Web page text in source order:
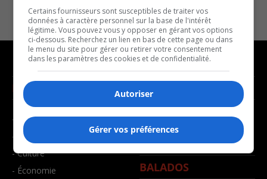
NOUVELLES
- Affaires municipales
- Communauté / Social
- Culture
- Économie
MUSIQUE
- Décompte franco
- Joué récemment
BALADOS
Certains fournisseurs sont susceptibles de traiter vos
données à caractère personnel sur la base de l'intérêt
légitime. Vous pouvez vous y opposer en gérant vos options
ci-dessous. Recherchez un lien en bas de cette page ou dans
le menu du site pour gérer ou retirer votre consentement
dans les paramètres des cookies et de confidentialité.
Autoriser
Gérer vos préférences